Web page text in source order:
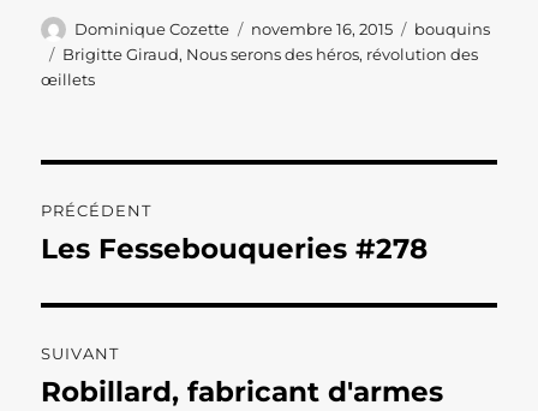
Auteur
Dominique Cozette
Publié
le
novembre 16, 2015 Catégories
bouquins
Étiquettes
Brigitte Giraud, Nous serons des héros, révolution des
œillets
de
PRÉCÉDENT
Publication
Les Fessebouqueries #278
SUIVANT
Publication
Robillard, fabricant d'armes